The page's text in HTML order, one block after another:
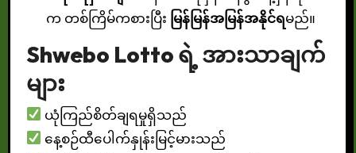
က တစ်ကြိမ်ကစားပြီး မြန်မြန်အမြန်အနိုင်ရမည်။
Shwebo Lotto ရဲ့ အားသာချက်
များ
ယုံကြည်စိတ်ချရမှုရှိသည်
နေ့စဉ်ထီပေါက်နှုန်းမြင့်မားသည်